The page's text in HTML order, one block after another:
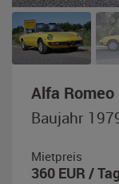
Alfa
Baujahr
Mietpreis
360 EUR / Tag